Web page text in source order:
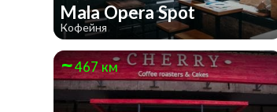
Mala Opera Spot
Кофейня
467 км